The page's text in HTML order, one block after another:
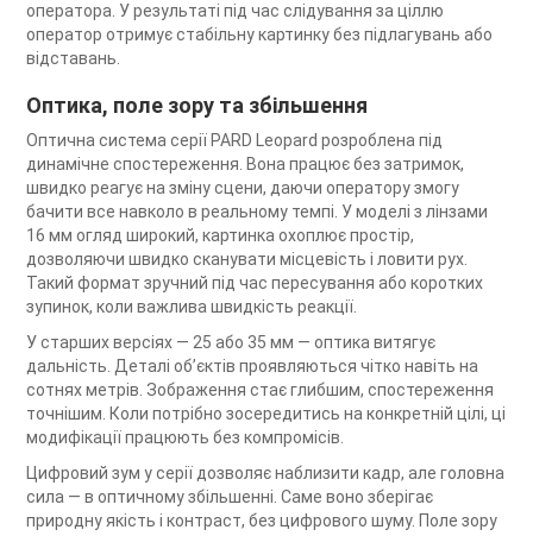
оператора. У результаті під час слідування за ціллю
оператор отримує стабільну картинку без підлагувань або
відставань.
Оптика, поле зору та збільшення
Оптична система серії PARD Leopard розроблена під
динамічне спостереження. Вона працює без затримок,
швидко реагує на зміну сцени, даючи оператору змогу
бачити все навколо в реальному темпі. У моделі з лінзами
16 мм огляд широкий, картинка охоплює простір,
дозволяючи швидко сканувати місцевість і ловити рух.
Такий формат зручний під час пересування або коротких
зупинок, коли важлива швидкість реакції.
У старших версіях — 25 або 35 мм — оптика витягує
дальність. Деталі об’єктів проявляються чітко навіть на
сотнях метрів. Зображення стає глибшим, спостереження
точнішим. Коли потрібно зосередитись на конкретній цілі, ці
модифікації працюють без компромісів.
Цифровий зум у серії дозволяє наблизити кадр, але головна
сила — в оптичному збільшенні. Саме воно зберігає
природну якість і контраст, без цифрового шуму. Поле зору